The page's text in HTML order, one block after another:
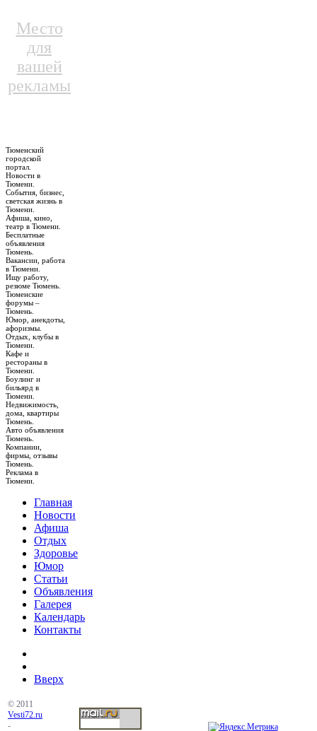
Место
для
вашей
рекламы
Тюменский
городской
портал.
Новости в
Тюмени.
События, бизнес,
светская жизнь в
Тюмени.
Афиша, кино,
театр в Тюмени.
Бесплатные
объявления
Тюмень.
Вакансии, работа
в Тюмени.
Ищу работу,
резюме Тюмень.
Тюменские
форумы –
Тюмень.
Юмор, анекдоты,
афоризмы.
Отдых, клубы в
Тюмени.
Кафе и
рестораны в
Тюмени.
Боулинг и
бильярд в
Тюмени.
Недвижимость,
дома, квартиры
Тюмень.
Авто объявления
Тюмень.
Компании,
фирмы, отзывы
Тюмень.
Реклама в
Тюмени.
Главная
Новости
Афиша
Отдых
Здоровье
Юмор
Статьи
Объявления
Галерея
Календарь
Контакты
Вверх
© 2011
Vesti72.ru
-